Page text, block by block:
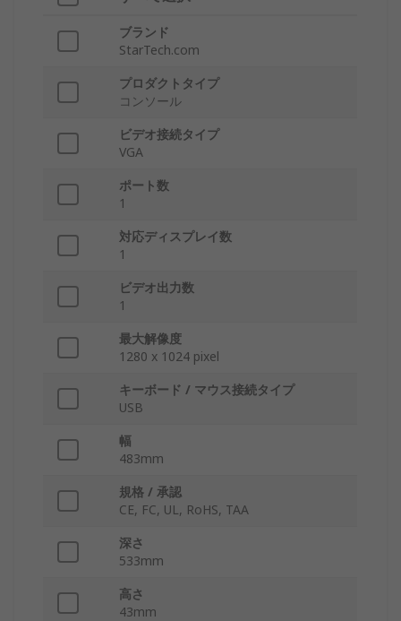
ブランド
StarTech.com
プロダクトタイプ
コンソール
ビデオ接続タイプ
VGA
ポート数
1
対応ディスプレイ数
1
ビデオ出力数
1
最大解像度
1280 x 1024 pixel
キーボード / マウス接続タイプ
USB
幅
483mm
規格 / 承認
CE, FC, UL, RoHS, TAA
深さ
533mm
高さ
43mm